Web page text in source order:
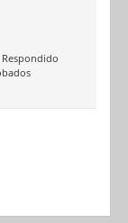
Respondido